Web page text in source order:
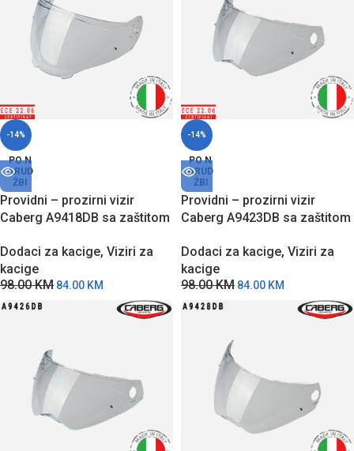
-14%
PO N
ARUD
ŽBI
Providni – prozirni vizir
Caberg A9418DB sa zaštitom
modele kaciga
Dodaci za kacige, Viziri za
kacige
98.00KM 84.00 KM
-14%
PO N
ARUD
ŽBI
Providni – prozirni vizir
Caberg A9423DB sa zaštitom
modele kaciga
Dodaci za kacige, Viziri za
kacige
98.00KM 84.00 KM